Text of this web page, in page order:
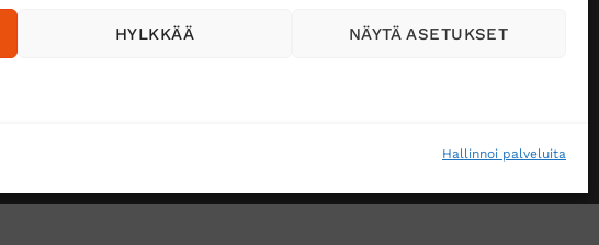
Hallinnoi palveluita
HYLKKÄÄ NÄYTÄ ASETUKSET